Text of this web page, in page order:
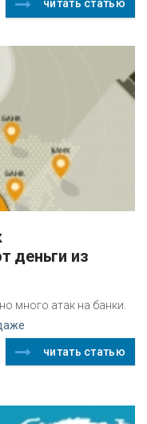
читать статью
деньги из
много атак на банки.
читать статью